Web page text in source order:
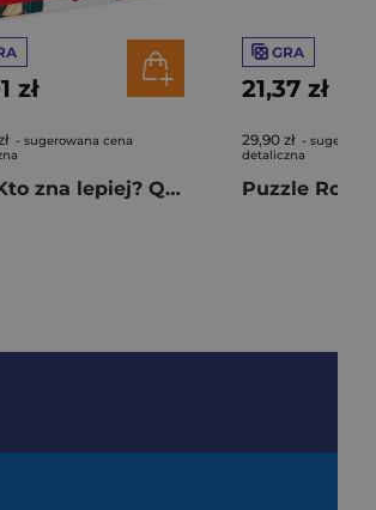
zł
- sugerowana cena
Gra Kto zna lepiej? Quiz Polska
GRA
21,37 zł
29,90 zł -
detaliczna